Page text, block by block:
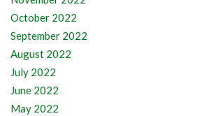
October 2022
September 2022
August 2022
July 2022
June 2022
May 2022